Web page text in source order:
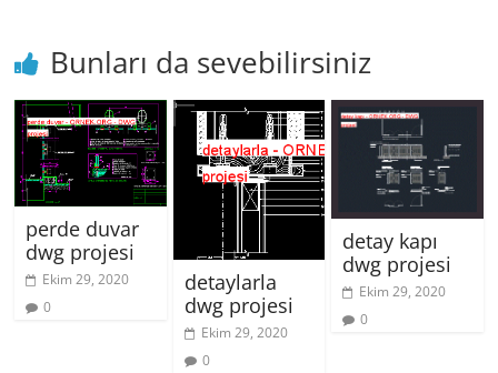
Bunları da sevebilirsiniz
perde duvar
dwg projesi
Ekim 29, 2020
0
detaylarla
dwg projesi
Ekim 29, 2020
0
detay kapı
dwg projesi
Ekim 29, 2020
0